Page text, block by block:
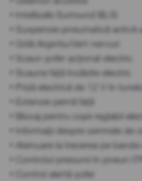
• Intellisafe Surround BLIS
• Suspensie pneumatică activă
• Grilă Argintiu/Vert nervuri
• Scaun șofer acționat electric
• Scaune față încălzite electric
• Priză electrică de 12 V în
• Extensie pernă față
• Blocaj pentru copii reglabil
• Informații despre semnele de
• Atenuare la trecerea pe
• Controlul presiunii în pneuri
• Control alertă șofer